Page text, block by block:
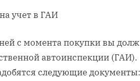
учет в ГАИ
с момента покупки вы
автоинспекции (ГАИ).
следующие документы: